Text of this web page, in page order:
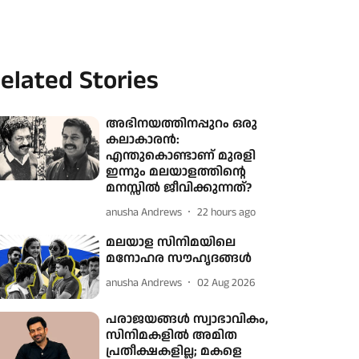
Stories
അഭിനയത്തിനപ്പുറം ഒരു
കലാകാരൻ:
എന്തുകൊണ്ടാണ് മുരളി
ഇന്നും മലയാളത്തിന്റെ
മനസ്സിൽ ജീവിക്കുന്നത്?
anusha Andrews 22 hours ago
മലയാള സിനിമയിലെ
മനോഹര സൗഹൃദങ്ങൾ
anusha Andrews 02 Aug 2026
പരാജയങ്ങൾ സ്വാഭാവികം,
സിനിമകളിൽ അമിത
പ്രതീക്ഷകളില്ല; മകളെ